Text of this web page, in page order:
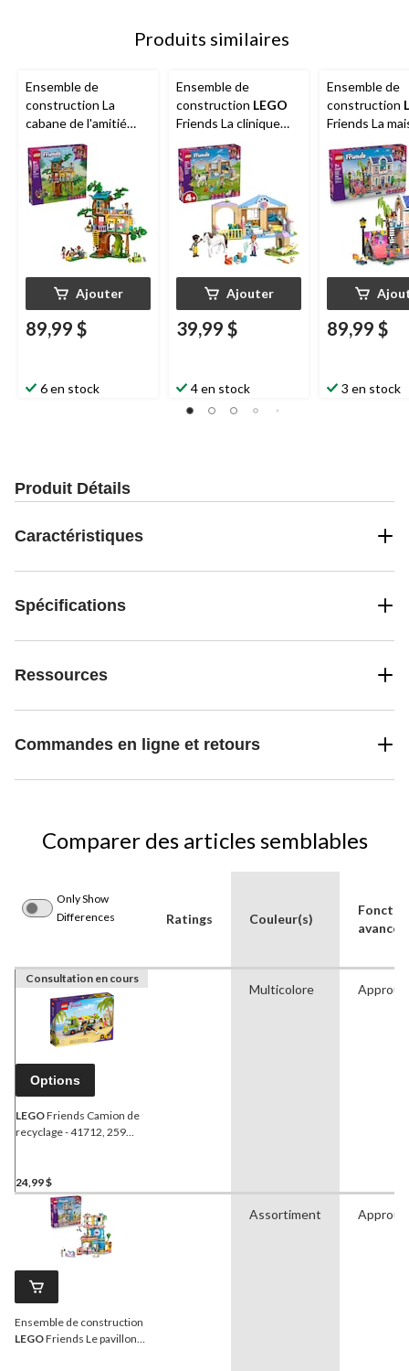
Produits similaires
Ensemble de
construction La
cabane de l'amitié
dans l'arbre
Friends, 42652, 701
pièces, 8 ans et +
Ajouter
89,99 $
6 en stock
Ensemble de
construction LEGO
Friends La clinique
vétérinaire des
animaux, 42696, 141
pièces, 4 ans et plus
Ajouter
39,99 $
4 en stock
Ensemble de
construction
Friends La
la famille de
42687, 946
ans et plus
89,99 $
3 en stock
Produit Détails
Caractéristiques
Spécifications
Ressources
Commandes en ligne et retours
Comparer des articles semblables
Only Show
Differences
Ratings Couleur(s)
Consultation en cours
Options
LEGOFriends Camion de
recyclage - 41712, 259
24,99 $
Multicolore
Ensemble de construction
LEGOFriends Le pavillon
Assortiment